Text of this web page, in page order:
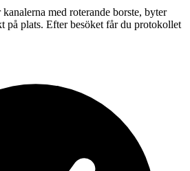
med roterande borste, byter
på plats. Efter besöket får du protokollet